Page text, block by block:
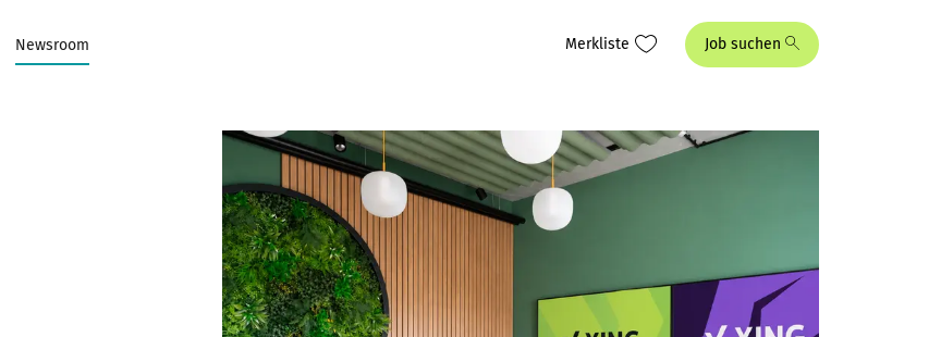
Newsroom Merkliste Job suchen